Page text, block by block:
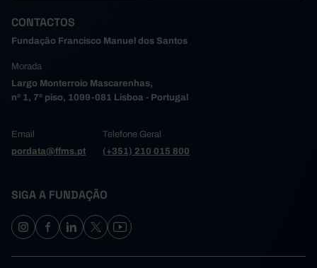
CONTACTOS
Fundação Francisco Manuel dos Santos
Morada
Largo Monterroio Mascarenhas,
nº 1, 7º piso, 1099-081 Lisboa - Portugal
Email
pordata@ffms.pt
Telefone Geral
(+351) 210 015 800
SIGA A FUNDAÇÃO